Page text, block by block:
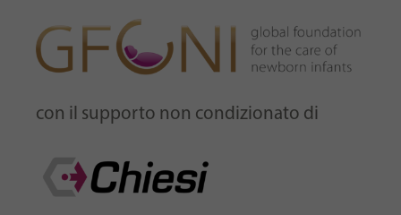
con il supporto non condizionato di